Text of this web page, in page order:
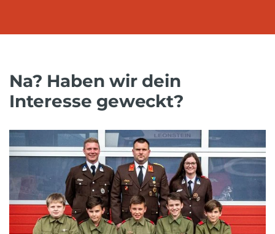
Na? Haben wir dein
Interesse geweckt?